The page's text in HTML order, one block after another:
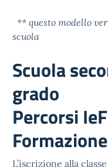
** questo modello
scuola
Scuola
grado
Percorsi
L’iscrizione alla